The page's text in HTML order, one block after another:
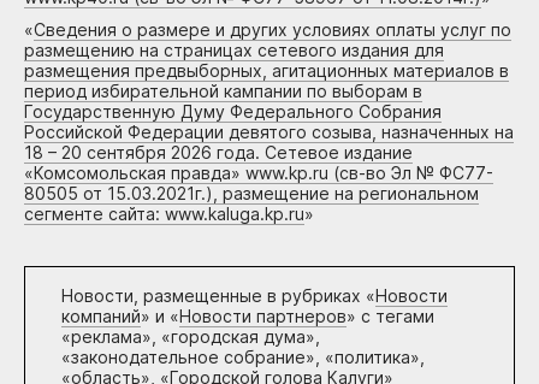
«Сведения о размере и других условиях оплаты услуг по
размещению на страницах сетевого издания для
размещения предвыборных, агитационных материалов в
период избирательной кампании по выборам в
Государственную Думу Федерального Собрания
Российской Федерации девятого созыва, назначенных на
18 – 20 сентября 2026 года. Сетевое издание
«Комсомольская правда» www.kp.ru (св-во Эл № ФС77-
80505 от 15.03.2021г.), размещение на региональном
сегменте сайта: www.kaluga.kp.ru»
Новости, размещенные в рубриках «Новости
компаний» и «Новости партнеров» с тегами
«реклама», «городская дума»,
«законодательное собрание», «политика»,
«область», «Городской голова Калуги»